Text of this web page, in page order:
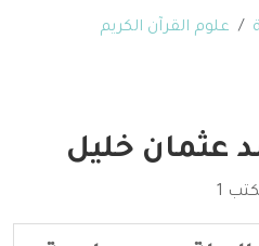
علوم القرآن الكريم
عثمان خليل
1